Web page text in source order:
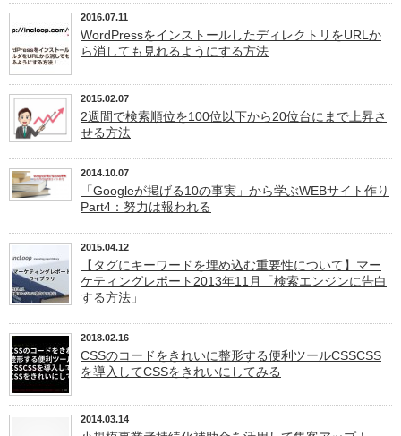
2016.07.11
WordPressをインストールしたディレクトリをURLか
ら消しても見れるようにする方法
2015.02.07
2週間で検索順位を100位以下から20位台にまで上昇さ
せる方法
2014.10.07
「Googleが掲げる10の事実」から学ぶWEBサイト作り
Part4：努力は報われる
2015.04.12
【タグにキーワードを埋め込む重要性について】マー
ケティングレポート2013年11月「検索エンジンに告白
する方法」
2018.02.16
CSSのコードをきれいに整形する便利ツールCSSCSS
を導入してCSSをきれいにしてみる
2014.03.14